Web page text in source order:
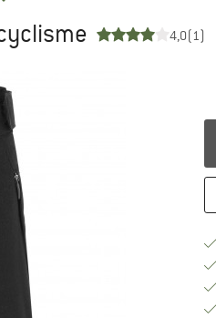
4,0(1)